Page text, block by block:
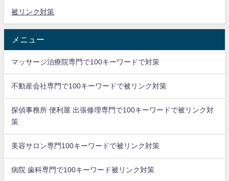
被リンク対策
メニュー
マッサージ治療院専門で100キーワードで対策
不動産会社専門で100キーワードで被リンク対策
探偵事務所 便利屋 出張修理専門で100キーワードで被リンク対
策
美容サロン専門100キーワードで被リンク対策
病院 歯科専門で100キーワード被リンク対策